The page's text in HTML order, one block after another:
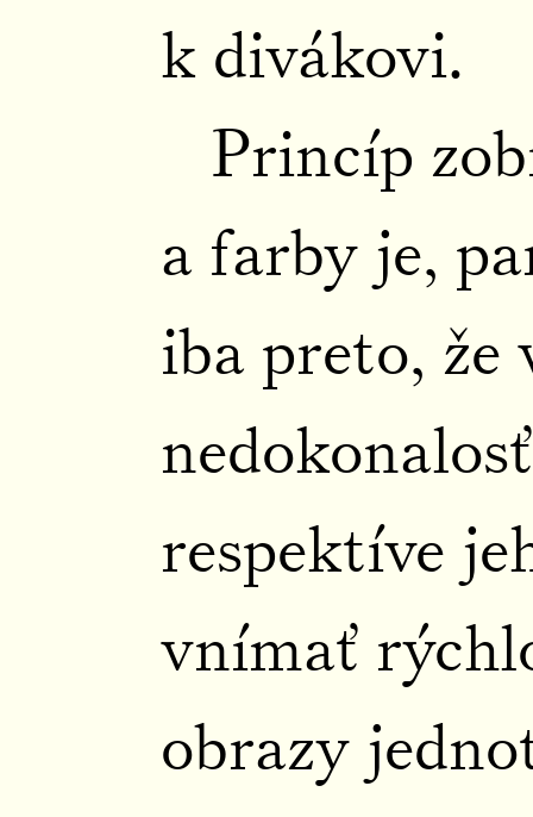
k divákovi.
Princíp
a farby je,
iba preto, že
respektíve
vnímať
obrazy